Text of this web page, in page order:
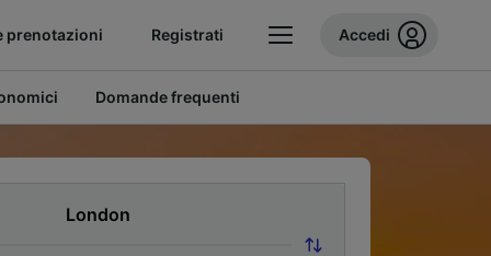
prenotazioni Registrati Accedi
Domande frequenti